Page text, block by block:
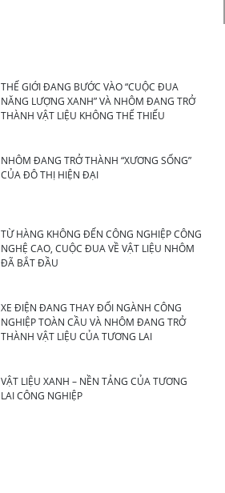
THẾ GIỚI ĐANG BƯỚC VÀO “CUỘC ĐUA
NĂNG LƯỢNG XANH” VÀ NHÔM ĐANG TRỞ
THÀNH VẬT LIỆU KHÔNG THỂ THIẾU
NHÔM ĐANG TRỞ THÀNH “XƯƠNG SỐNG”
CỦA ĐÔ THỊ HIỆN ĐẠI
TỪ HÀNG KHÔNG ĐẾN CÔNG NGHIỆP CÔNG
NGHỆ CAO, CUỘC ĐUA VỀ VẬT LIỆU NHÔM
ĐÃ BẮT ĐẦU
XE ĐIỆN ĐANG THAY ĐỔI NGÀNH CÔNG
NGHIỆP TOÀN CẦU VÀ NHÔM ĐANG TRỞ
THÀNH VẬT LIỆU CỦA TƯƠNG LAI
VẬT LIỆU XANH – NỀN TẢNG CỦA TƯƠNG
LAI CÔNG NGHIỆP